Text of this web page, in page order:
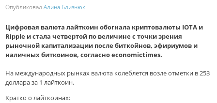
ОпубликовалАлина Близнюк
Цифровая валюта лайткоин обогнала криптовалюты IOTA и
Ripple и стала четвертой по величине с точки зрения
рыночной капитализации после биткойнов, эфириумов и
наличных биткоинов, согласно economictimes.
На международных рынках валюта колеблется возле отметки в 253
доллара за 1 лайткоин.
Кратко о лайткоинах: